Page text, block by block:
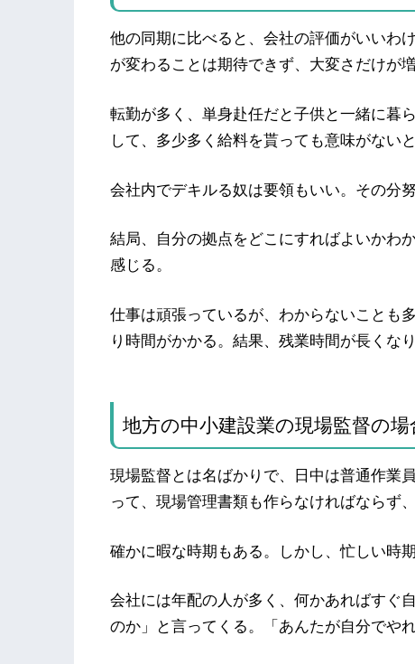
他の同期に比べると、会社の評価がいいわ
が変わることは期待できず、大変さだけが
転勤が多く、単身赴任だと子供と一緒に暮
して、多少多く給料を貰っても意味がない
会社内でデキルる奴は要領もいい。その分
結局、自分の拠点をどこにすればよいかわ
感じる。
仕事は頑張っているが、わからないことも
り時間がかかる。結果、残業時間が長くな
地方の中小建設業の現場監督の場
現場監督とは名ばかりで、日中は普通作業
って、現場管理書類も作らなければならず
確かに暇な時期もある。しかし、忙しい時
会社には年配の人が多く、何かあればすぐ
のか」と言ってくる。「あんたが自分でや